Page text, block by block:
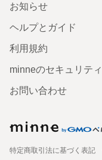
お知らせ
ヘルプとガイド
利用規約
minneのセキュリティ
お問い合わせ
特定商取引法に基づく表記